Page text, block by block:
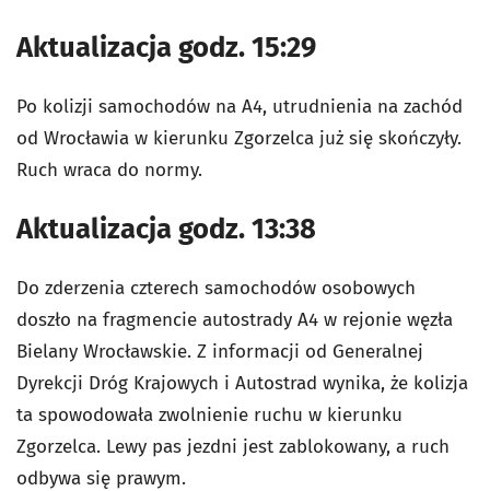
Aktualizacja godz. 15:29
Po kolizji samochodów na A4, utrudnienia na zachód
od Wrocławia w kierunku Zgorzelca już się skończyły.
Ruch wraca do normy.
Aktualizacja godz. 13:38
Do zderzenia czterech samochodów osobowych
doszło na fragmencie autostrady A4 w rejonie węzła
Bielany Wrocławskie. Z informacji od Generalnej
Dyrekcji Dróg Krajowych i Autostrad wynika, że kolizja
ta spowodowała zwolnienie ruchu w kierunku
Zgorzelca. Lewy pas jezdni jest zablokowany, a ruch
odbywa się prawym.